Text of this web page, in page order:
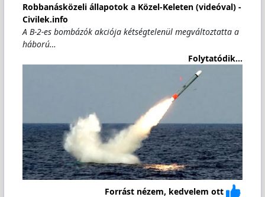
Robbanásközeli állapotok a Közel-Keleten (videóval) -
Civilek.info
A B-2-es bombázók akciója kétségtelenül megváltoztatta a
háború…
Folytatódik...
Forrást nézem, kedvelem ott